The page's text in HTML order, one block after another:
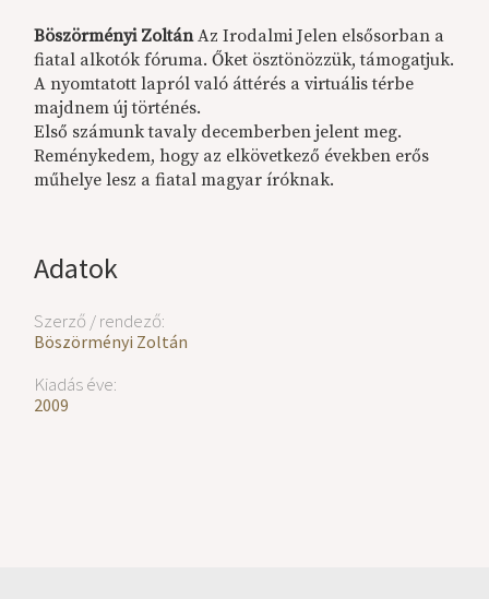
Adatok
Szerző / rendező:
Böszörményi Zoltán
Kiadás éve:
2009
Böszörményi ZoltánAz Irodalmi Jelen elsősorban a
fiatal alkotók fóruma. Őket ösztönözzük, támogatjuk.
A nyomtatott lapról való áttérés a virtuális térbe
majdnem új történés.
Első számunk tavaly decemberben jelent meg.
Reménykedem, hogy az elkövetkező években erős
műhelye lesz a fiatal magyar íróknak.